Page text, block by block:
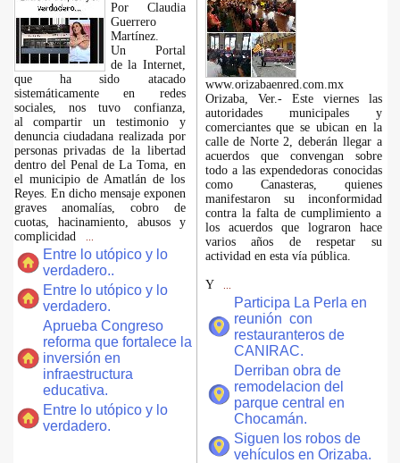
Por Claudia
Guerrero
Martínez.
​Un Portal
de la Internet,
que ha sido atacado
sistemáticamente en redes
sociales, nos tuvo confianza,
al compartir un testimonio y
denuncia ciudadana realizada por
personas privadas de la libertad
dentro del Penal de La Toma, en
el municipio de Amatlán de los
Reyes. En dicho mensaje exponen
graves anomalías, cobro de
cuotas, hacinamiento, abusos y
complicidad
Entre lo utópico y lo
verdadero..
Entre lo utópico y lo
verdadero.
Aprueba Congreso
reforma que fortalece la
inversión en
infraestructura
educativa.
Entre lo utópico y lo
verdadero.
www.orizabaenred.com.mx
Orizaba, Ver.- Este viernes las
autoridades municipales y
comerciantes que se ubican en la
calle de Norte 2, deberán llegar a
acuerdos que convengan sobre
todo a las expendedoras conocidas
como Canasteras, quienes
manifestaron su inconformidad
contra la falta de cumplimiento a
los acuerdos que lograron hace
varios años de respetar su
actividad en esta vía pública.
Y
Participa La Perla en
reunión con
restauranteros de
CANIRAC.
Derriban obra de
remodelacion del
parque central en
Chocamán.
Siguen los robos de
vehículos en Orizaba.